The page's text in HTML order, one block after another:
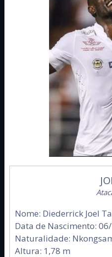
Nome: Diederrick Joel
Data de Nascimento:
Naturalidade:
Altura: 1,78 m